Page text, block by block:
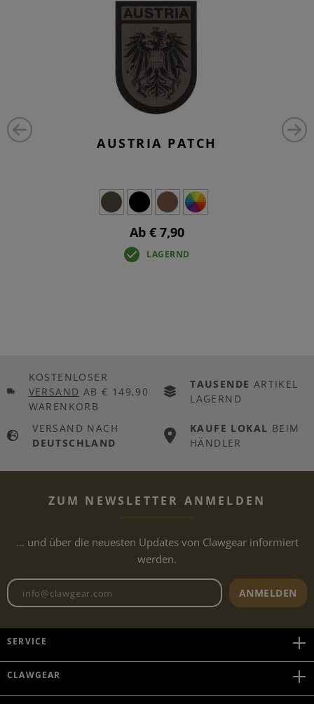
AUSTRIA PATCH
Ab € 7,90
LAGERND
KOSTENLOSER
VERSAND AB € 149,90
WARENKORB
TAUSENDE ARTIKEL
LAGERND
VERSAND NACH
DEUTSCHLAND
KAUFE LOKAL BEIM
HÄNDLER
ZUM NEWSLETTER ANMELDEN
... und über die neuesten Updates von Clawgear informiert
werden.
Newsletter E-Mail-Adresse
ANMELDEN
SERVICE
CLAWGEAR